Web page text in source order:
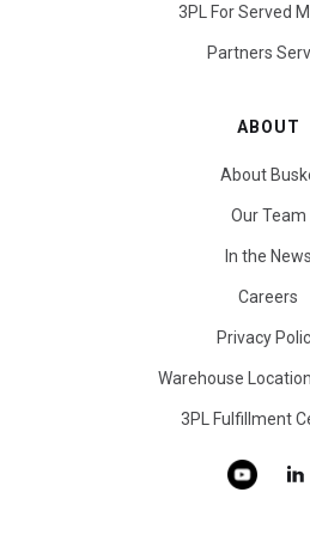
3PL For Served
Partners
ABOUT
About
Our Team
In the News
Careers
Privacy
Warehouse
3PL Fulfillment